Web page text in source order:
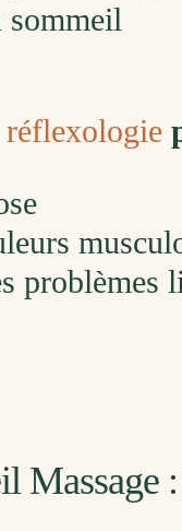
réflexologie
problèmes
Massage